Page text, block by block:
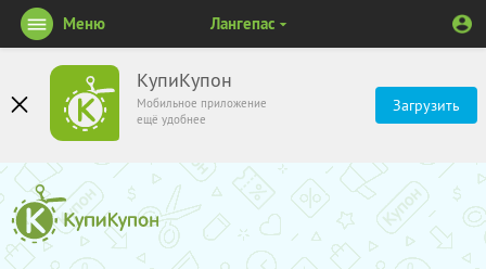
КупиКупон
Мобильное приложение
ещё удобнее
Загрузить
Меню Лангепас